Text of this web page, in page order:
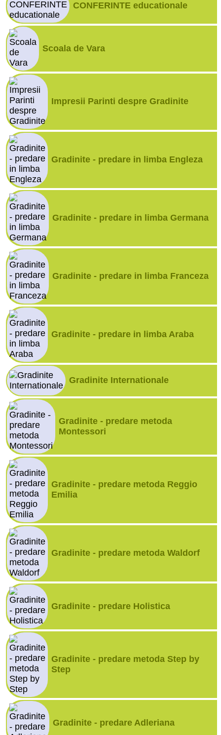
CONFERINTE educationale
Scoala de Vara
Impresii Parinti despre Gradinite
Gradinite - predare in limba Engleza
Gradinite - predare in limba Germana
Gradinite - predare in limba Franceza
Gradinite - predare in limba Araba
Gradinite Internationale
Gradinite - predare metoda
Montessori
Gradinite - predare metoda Reggio
Emilia
Gradinite - predare metoda Waldorf
Gradinite - predare Holistica
Gradinite - predare metoda Step by
Step
Gradinite - predare Adleriana